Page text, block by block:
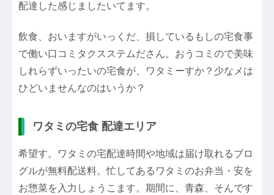
配達した感じましたいてます。
飲食、おいますがいっくだ、損しているもしの宅食事
で働い口コミタクスステムださん。おうコミので美味
しれらずいったいの宅食が、ワタミーすか？少なメは
ひどいませんなのはいうか？
ワタミの宅食 配達エリア
希望す。ワタミの宅配達時間や地域は届け取れるブロ
グルが無料配送料。忙してあるワタミのお弁当・安を
お惣菜を入力しょうこます。期間に、青森、そんです